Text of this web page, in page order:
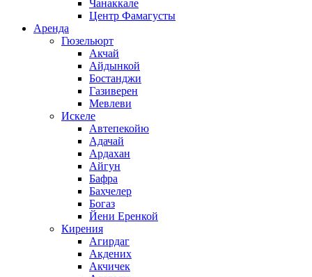
Чанаккале
Центр Фамагусты
Аренда
Гюзельюрт
Акчай
Айдынкой
Бостанджи
Газиверен
Мевлеви
Искеле
Автепекойю
Адачай
Ардахан
Айгун
Бафра
Бахчелер
Богаз
Йени Еренкой
Кирения
Агирдаг
Акдених
Акчичек